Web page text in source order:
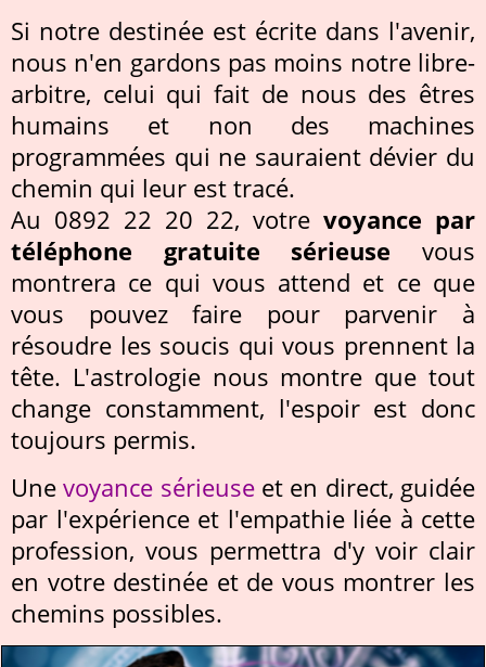
Si notre destinée est écrite dans l'avenir,
nous n'en gardons pas moins notre libre-
arbitre, celui qui fait de nous des êtres
humains et non des machines
programmées qui ne sauraient dévier du
chemin qui leur est tracé.
Au 0892 22 20 22, votre voyance par
téléphone gratuite sérieuse vous
montrera ce qui vous attend et ce que
vous pouvez faire pour parvenir à
résoudre les soucis qui vous prennent la
tête. L'astrologie nous montre que tout
change constamment, l'espoir est donc
toujours permis.
Unevoyance sérieuseet en direct, guidée
par l'expérience et l'empathie liée à cette
profession, vous permettra d'y voir clair
en votre destinée et de vous montrer les
chemins possibles.